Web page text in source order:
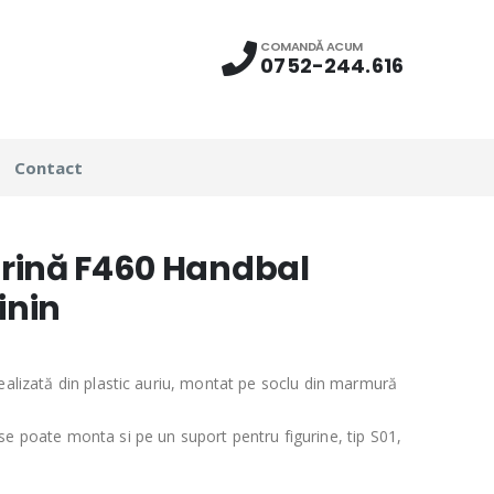
COMANDĂ ACUM
0752-244.616
Contact
F460 Handbal
din plastic auriu, montat pe soclu din marmură
poate monta si pe un suport pentru figurine, tip S01,